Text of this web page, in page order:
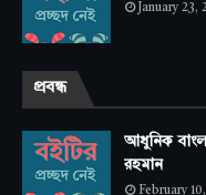
January 23,
প্রবন্ধ
আধুনিক
রহমান
February